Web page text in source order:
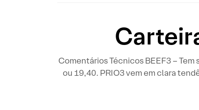
Comentários Técnicos BEEF3 –
ou 19,40. PRIO3 vem em clara